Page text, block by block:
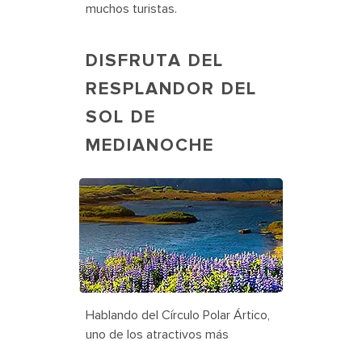
muchos turistas.
DISFRUTA DEL
RESPLANDOR DEL
SOL DE
MEDIANOCHE
Scenic View of Icelandic Landscape
Hablando del Círculo Polar Ártico,
uno de los atractivos más